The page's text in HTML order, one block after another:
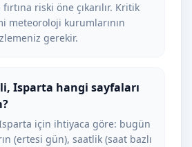
riski öne çıkarılır. Kritik
meteoroloji kurumlarının
gerekir.
Isparta hangi sayfaları
için ihtiyaca göre: bugün
(ertesi gün), saatlik (saat bazlı